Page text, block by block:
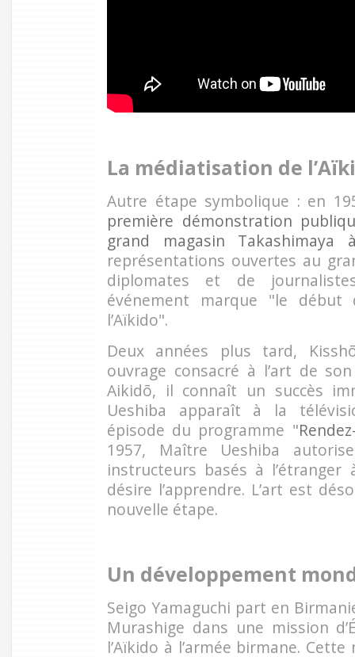
La médiatisation de
Autre étape symbolique : en
première démonstration
grand magasin Takashimaya
représentations ouvertes au
diplomates et de
événement marque "le début
l’Aïkido".
Deux années plus tard,
ouvrage consacré à l’art de
Aikidō, il connaît un succès
Ueshiba apparaît à la
épisode du programme "
1957, Maître Ueshiba
instructeurs basés à l’étranger
désire l’apprendre. L’art est
nouvelle étape.
Un développement
Seigo Yamaguchi part en
Murashige dans une mission
l’Aïkido à l’armée birmane.